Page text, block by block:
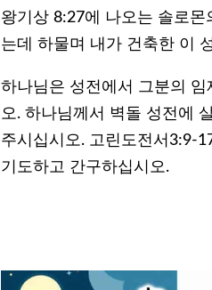
왕기상 8:27에 나오는 솔로
는데 하물며 내가 건축한 이
하나님은 성전에서 그분의
오. 하나님께서 벽돌 성전에
주시십시오. 고린도전서3:9-
기도하고 간구하십시오.